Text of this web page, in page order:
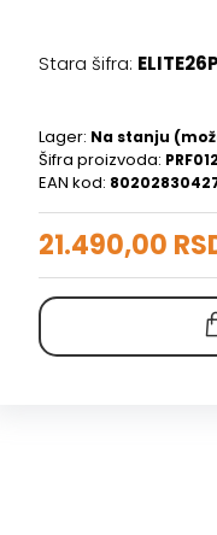
Stara šifra:
Lager: Na stanju
Šifra proizvoda:
EAN kod:
21.490,00